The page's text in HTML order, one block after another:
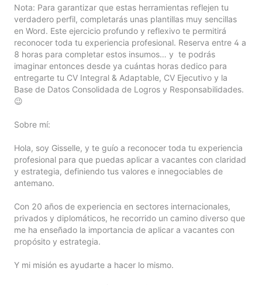
Nota: Para garantizar que estas herramientas reflejen tu
verdadero perfil, completarás unas plantillas muy sencillas
en Word. Este ejercicio profundo y reflexivo te permitirá
reconocer toda tu experiencia profesional. Reserva entre 4 a
8 horas para completar estos insumos… y  te podrás
imaginar entonces desde ya cuántas horas dedico para
entregarte tu CV Integral & Adaptable, CV Ejecutivo y la
Base de Datos Consolidada de Logros y Responsabilidades.
😉
Sobre mí:
Hola, soy Gisselle, y te guío a reconocer toda tu experiencia
profesional para que puedas aplicar a vacantes con claridad
y estrategia, definiendo tus valores e innegociables de
antemano.
Con 20 años de experiencia en sectores internacionales,
privados y diplomáticos, he recorrido un camino diverso que
me ha enseñado la importancia de aplicar a vacantes con
propósito y estrategia.
Y mi misión es ayudarte a hacer lo mismo.